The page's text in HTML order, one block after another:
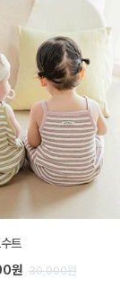
트
원 30,000원